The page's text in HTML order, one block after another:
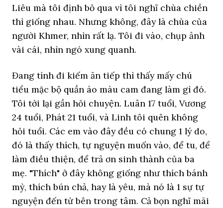
Liêu mà tôi định bỏ qua vì tôi nghĩ chùa chiền
thì giống nhau. Nhưng không, đây là chùa của
người Khmer, nhìn rất lạ. Tôi đi vào, chụp ảnh
vài cái, nhìn ngó xung quanh.
Đang tính đi kiếm ăn tiếp thì thấy mấy chú
tiểu mặc bộ quần áo màu cam đang làm gì đó.
Tôi tới lại gần hỏi chuyện. Luân 17 tuổi, Vương
24 tuổi, Phát 21 tuổi, và Linh tôi quên không
hỏi tuổi. Các em vào đây đều có chung 1 lý do,
đó là thấy thích, tự nguyện muốn vào, để tu, để
làm điều thiện, để trả ơn sinh thành của ba
mẹ. "Thích" ở đây không giống như thích bánh
mỳ, thích bún chả, hay là yêu, mà nó là 1 sự tự
nguyện đến từ bên trong tâm. Cả bọn nghĩ mãi